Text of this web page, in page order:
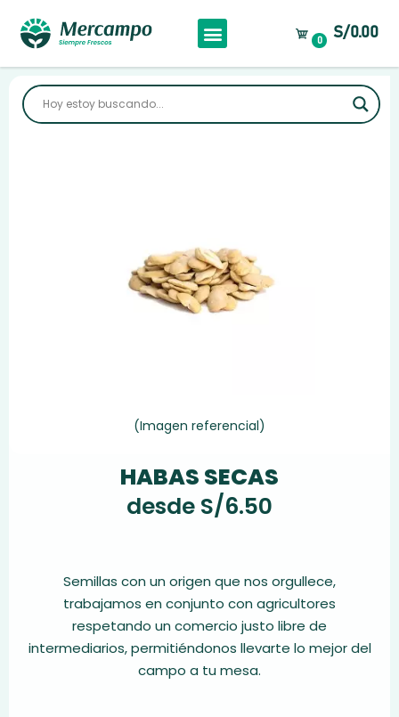
0 S/0.00
(Imagen referencial)
HABAS SECAS
desde S/6.50
Semillas con un origen que nos orgullece,
trabajamos en conjunto con agricultores
respetando un comercio justo libre de
intermediarios, permitiéndonos llevarte lo mejor del
campo a tu mesa.